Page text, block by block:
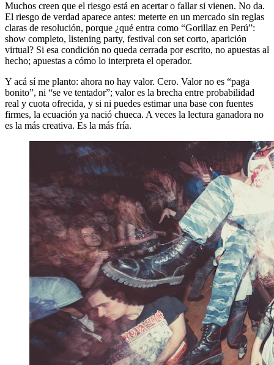
Muchos creen que el riesgo está en acertar o fallar si vienen. No da.
El riesgo de verdad aparece antes: meterte en un mercado sin reglas
claras de resolución, porque ¿qué entra como “Gorillaz en Perú”:
show completo, listening party, festival con set corto, aparición
virtual? Si esa condición no queda cerrada por escrito, no apuestas al
hecho; apuestas a cómo lo interpreta el operador.
Y acá sí me planto: ahora no hay valor. Cero. Valor no es “paga
bonito”, ni “se ve tentador”; valor es la brecha entre probabilidad
real y cuota ofrecida, y si ni puedes estimar una base con fuentes
firmes, la ecuación ya nació chueca. A veces la lectura ganadora no
es la más creativa. Es la más fría.